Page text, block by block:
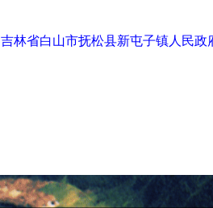
吉林省白山市抚松县新屯子镇人民政